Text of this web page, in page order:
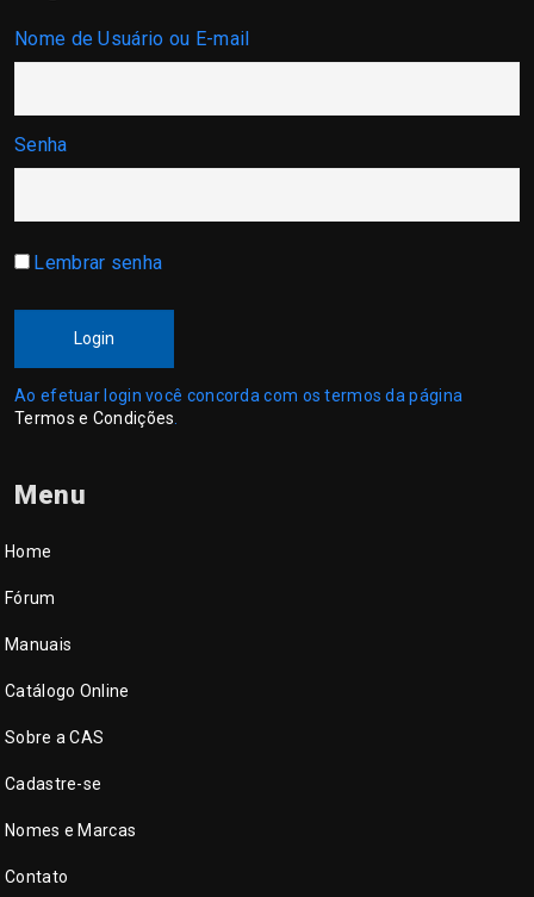
Nome de Usuário ou E-mail
Senha
Lembrar senha
Login
Ao efetuar login você concorda com os termos da página
Termos e Condições
Menu
Home
Fórum
Manuais
Catálogo Online
Sobre a CAS
Cadastre-se
Nomes e Marcas
Contato